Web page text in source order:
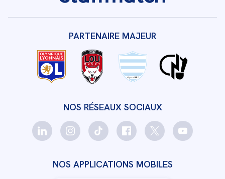
NOS RÉSEAUX SOCIAUX
PARTENAIRE MAJEUR
NOS APPLICATIONS MOBILES